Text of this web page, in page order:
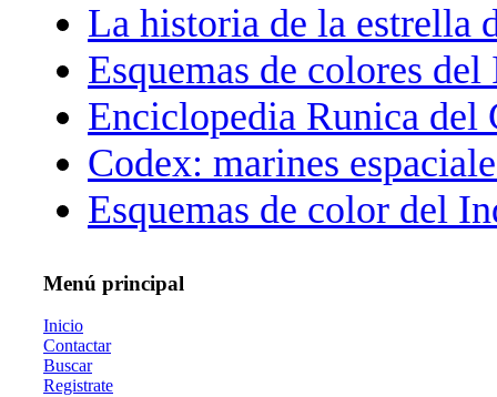
La historia de la estrella
Esquemas de colores
Enciclopedia Runica del
Codex: marines
Esquemas de color del
Menú principal
Inicio
Contactar
Buscar
Registrate